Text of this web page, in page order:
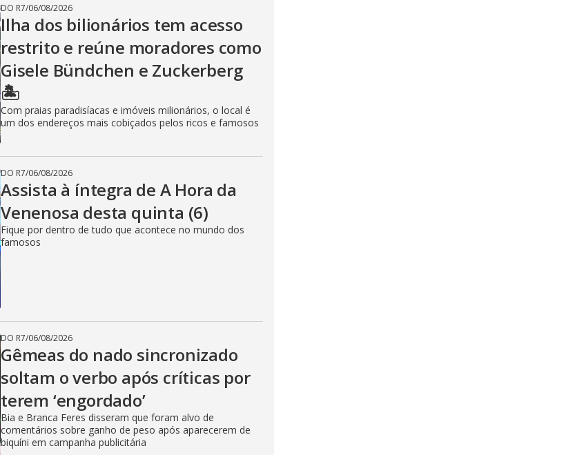
DO R7/06/08/2026
Ilha dos bilionários tem acesso
restrito e reúne moradores como
Gisele Bündchen e Zuckerberg
🏝️
Com praias paradisíacas e imóveis milionários, o local é
um dos endereços mais cobiçados pelos ricos e famosos
DO R7/06/08/2026
Assista à íntegra de A Hora da
Venenosa desta quinta (6)
Fique por dentro de tudo que acontece no mundo dos
famosos
DO R7/06/08/2026
Gêmeas do nado sincronizado
soltam o verbo após críticas por
terem ‘engordado’
Bia e Branca Feres disseram que foram alvo de
comentários sobre ganho de peso após aparecerem de
biquíni em campanha publicitária